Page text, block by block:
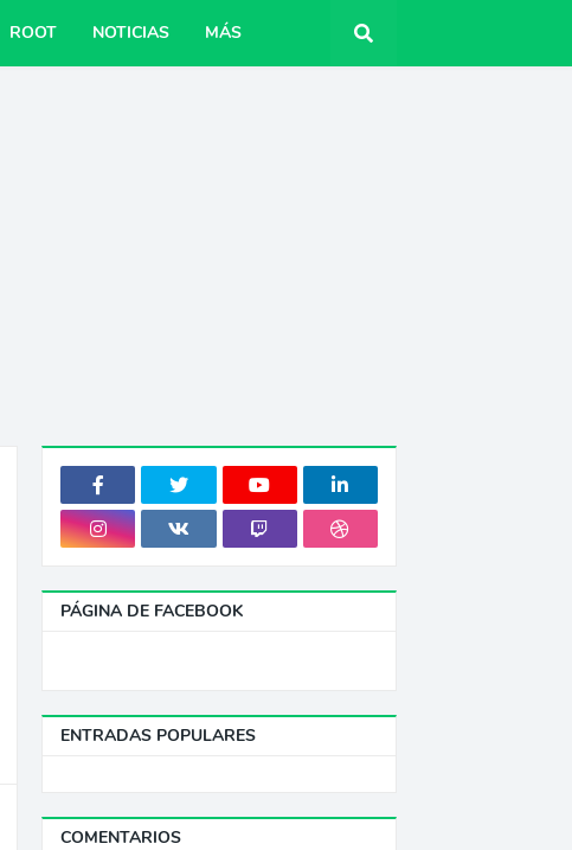
ROOT NOTICIAS MÁS
PÁGINA DE FACEBOOK
ENTRADAS POPULARES
COMENTARIOS